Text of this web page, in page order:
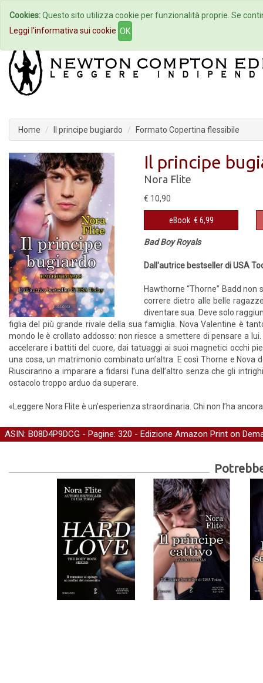
Home Autori Eventi
Home Il principe bugiardo Formato Copertina flessibile
Il principe
Nora Flite
€ 10,90
eBook € 6,99
Bad Boy Royals
Dall'autrice bestseller di USA
Hawthorne “Thorne” Badd
correre dietro alle belle
diventare sua. Deve solo
figlia del più grande rivale della sua famiglia. Nova Valentine è
mondo le è crollato addosso: non riesce a smettere di pensare a
accelerare i battiti del cuore, dai tatuaggi ai suoi magnetici occhi
una cosa, un matrimonio combinato un’altra. E così Thorne e
Riusciranno a imparare a fidarsi l’una dell’altro senza che gli
ostacolo troppo arduo da superare.
«Leggere Nora Flite è un’esperienza straordinaria. Chi non l’ha
ASIN: B08D4P9DCG - Pagine: 320 - Edizione Amazon Print on
Cookies:Questo sito utilizza cookie per funzionalità proprie. Se
Leggi l'informativa sui cookie OK